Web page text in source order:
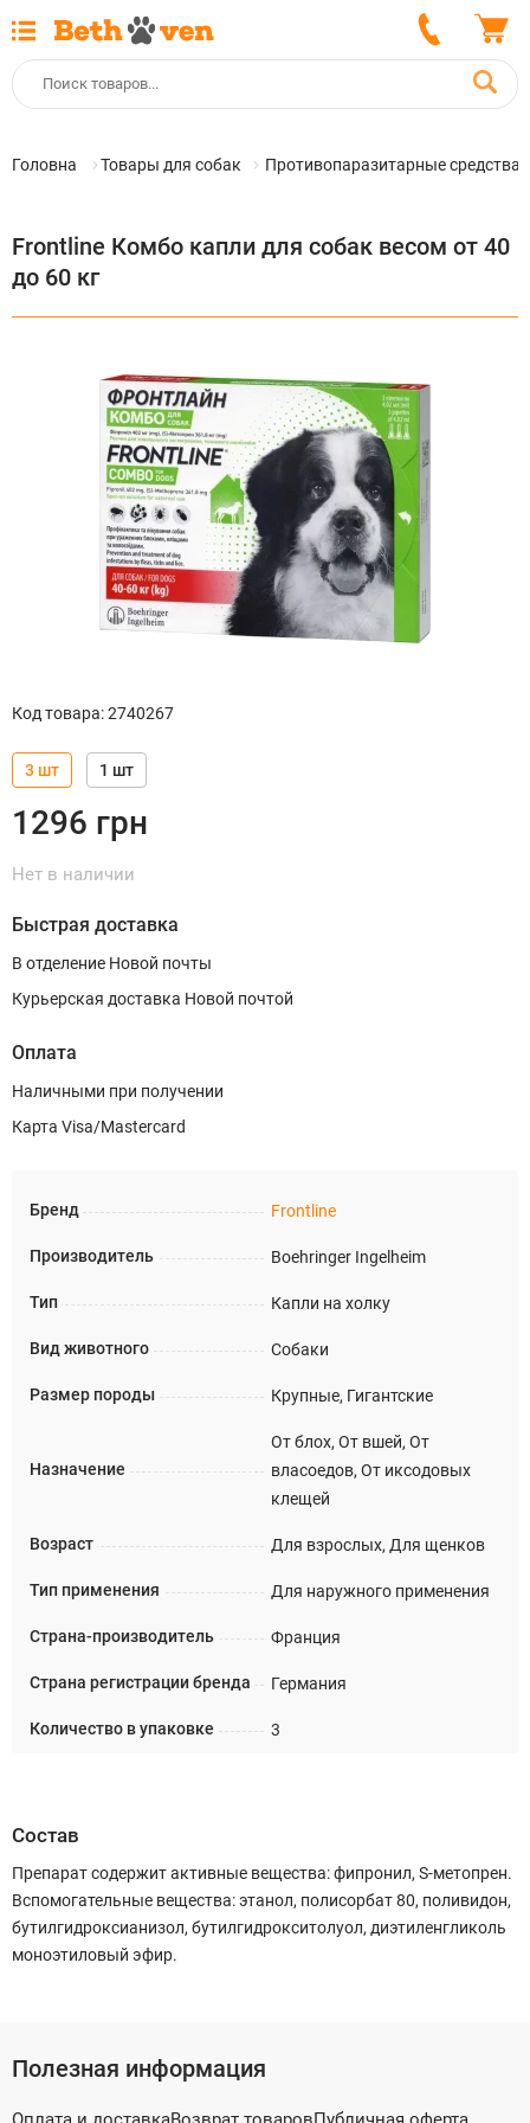
Головна Товары для собак Противопаразитарные средства
Frontline Комбо капли для собак весом от 40
до 60 кг
Код товара:2740267
3 шт 1 шт
1296 грн
Нет в наличии
Быстрая доставка
В отделение Новой почты
Курьерская доставка Новой почтой
Оплата
Наличными при получении
Карта Visa/Mastercard
Бренд Frontline
Производитель Boehringer Ingelheim
Тип Капли на холку
Вид животного Собаки
Размер породы Крупные, Гигантские
Назначение
От блох, От вшей, От
власоедов, От иксодовых
клещей
Возраст Для взрослых, Для щенков
Тип применения Для наружного применения
Страна-производитель Франция
Страна регистрации бренда Германия
Количество в упаковке 3
Состав
Препарат содержит активные вещества: фипронил, S-метопрен.
Вспомогательные вещества: этанол, полисорбат 80, поливидон,
бутилгидроксианизол, бутилгидрокситолуол, диэтиленгликоль
моноэтиловый эфир.
Полезная информация